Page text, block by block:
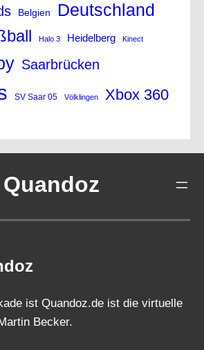
Belgien Deutschland
Halo 3 Heidelberg Kinect
Saarbrücken
SV Saar 05 Völklingen Xbox 360
ist Quandoz.de ist die virtuelle
Becker.